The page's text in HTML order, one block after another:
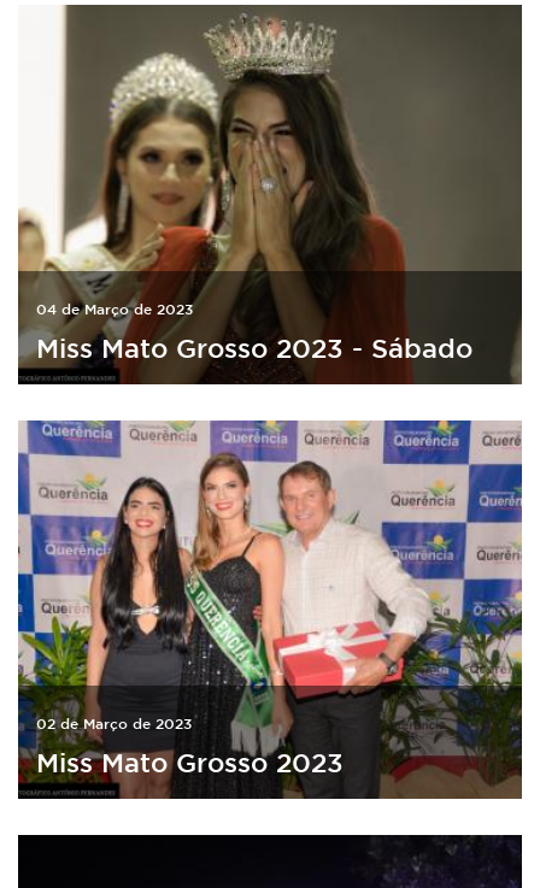
04 de Março de 2023
Miss Mato Grosso 2023 - Sábado
02 de Março de 2023
Miss Mato Grosso 2023